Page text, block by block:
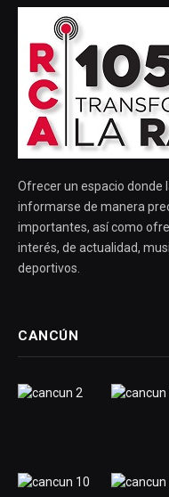
Ofrecer un espacio donde
informarse de manera
importantes, así como
interés, de actualidad,
deportivos.
CANCÚN